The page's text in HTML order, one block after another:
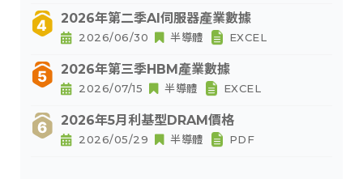
2026年第二季AI伺服器產業數據
2026/06/30 半導體 EXCEL
2026年第三季HBM產業數據
2026/07/15 半導體 EXCEL
2026年5月利基型DRAM價格
2026/05/29 半導體 PDF